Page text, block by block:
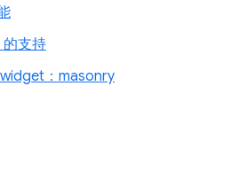
支持
：masonry